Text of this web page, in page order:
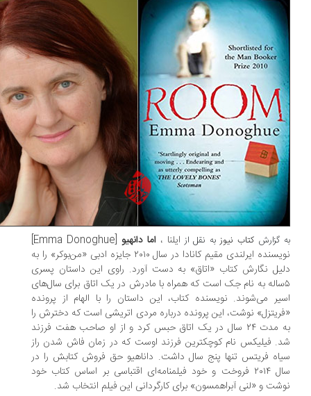
گزارش کتاب نیوز به نقل از ایلنا ، اما دانهیو
[Emma Donoghue]
نویسنده ایرلندی مقیم کانادا در سال ۲۰۱۰ جایزه ادبی «من‌بوکر» را به
نگارش کتاب «اتاق» به دست آورد. راوی این داستان پسری
۵ساله به نام جک است که همراه با مادرش در یک اتاق برای سال‌های
می‌شوند. نویسنده کتاب، این داستان را با الهام از پرونده
نوشت، این پرونده درباره مردی اتریشی است که دخترش را
به مدت ۲۴ سال در یک اتاق حبس کرد و از او صاحب هفت فرزند
فیلیکس نام کوچکترین فرزند اوست که در زمان فاش شدن راز
فریتس تنها پنج سال داشت. داناهیو حق فروش کتابش را در
سال ۲۰۱۴ فروخت و خود فیلمنامه‌ای اقتباسی بر اساس کتاب خود
و «لنی آبراهمسون» برای کارگردانی این فیلم انتخاب شد.